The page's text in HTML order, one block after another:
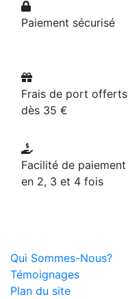
Paiement sécurisé
Frais de port offerts
dès 35 €
Facilité de paiement
en 2, 3 et 4 fois
Qui Sommes-Nous?
Témoignages
Plan du site